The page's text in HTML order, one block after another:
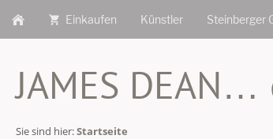
Einkaufen Künstler Steinberger
JAMES
Sie sind hier:Startseite